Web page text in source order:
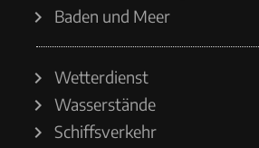
Baden und Meer
Wetterdienst
Wasserstände
Schiffsverkehr